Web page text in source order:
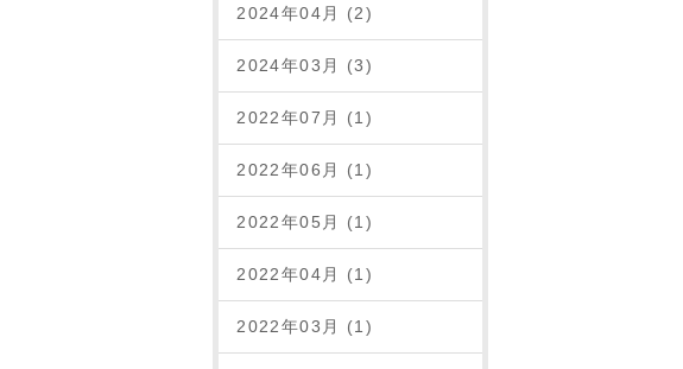
2024年04月 (2)
2024年03月 (3)
2022年07月 (1)
2022年06月 (1)
2022年05月 (1)
2022年04月 (1)
2022年03月 (1)